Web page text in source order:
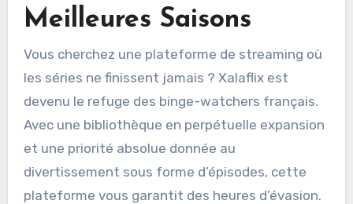
Meilleures Saisons
Vous cherchez une plateforme de streaming où
les séries ne finissent jamais ? Xalaflix est
devenu le refuge des binge-watchers français.
Avec une bibliothèque en perpétuelle expansion
et une priorité absolue donnée au
divertissement sous forme d’épisodes, cette
plateforme vous garantit des heures d’évasion.